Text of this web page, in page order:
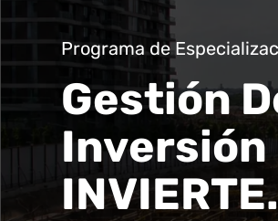
Programa de
Gestión
Inversión